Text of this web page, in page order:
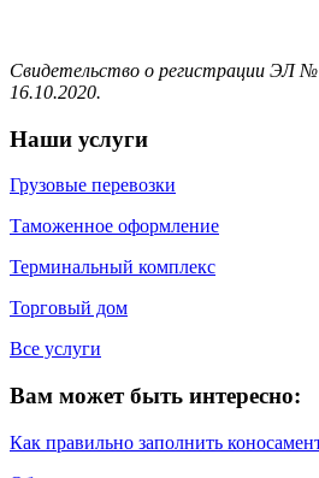
Свидетельство о регистрации ЭЛ
16.10.2020.
Наши услуги
Грузовые перевозки
Таможенное оформление
Терминальный комплекс
Торговый дом
Все услуги
Вам может быть интересно:
Как правильно заполнить